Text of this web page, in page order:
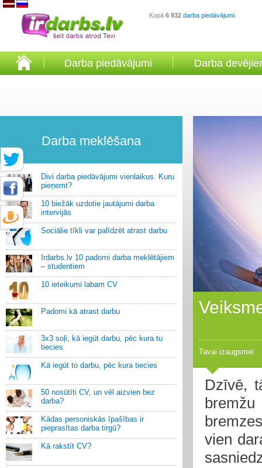
Kopā 6 932 darba piedāvājumi
Darba piedāvājumi Darba
Darba meklēšana
Divi darba piedāvājumi vienlaikus. Kuru
pieņemt?
10 biežāk uzdotie jautājumi darba
intervijās
Sociālie tīkli var palīdzēt atrast darbu
Irdarbs.lv 10 padomi darba meklētājiem
– studentiem
10 ieteikumi labam CV
Padomi kā atrast darbu
3x3 soļi, kā iegūt darbu, pēc kura tu
tiecies
Kā iegūt to darbu, pēc kura tiecies
50 nosūtīti CV, un vēl aizvien bez
darba?
Kādas personiskās īpašības ir
pieprasītas darba tirgū?
Kā rakstīt CV?
Tavai izaugsmei
Dzīvē,
vien